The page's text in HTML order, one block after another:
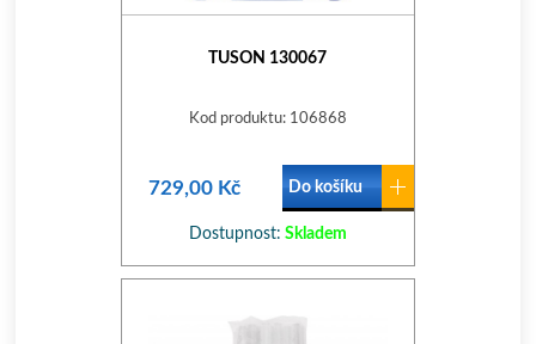
TUSON 130067
Kod produktu: 106868
729,00 Kč Do košíku
Dostupnost: Skladem